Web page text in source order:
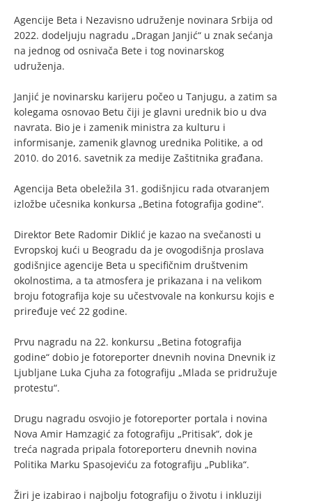
Agencije Beta i Nezavisno udruženje novinara Srbija od
2022. dodeljuju nagradu „Dragan Janjić“ u znak sećanja
na jednog od osnivača Bete i tog novinarskog
udruženja.
Janjić je novinarsku karijeru počeo u Tanjugu, a zatim sa
kolegama osnovao Betu čiji je glavni urednik bio u dva
navrata. Bio je i zamenik ministra za kulturu i
informisanje, zamenik glavnog urednika Politike, a od
2010. do 2016. savetnik za medije Zaštitnika građana.
Agencija Beta obeležila 31. godišnjicu rada otvaranjem
izložbe učesnika konkursa „Betina fotografija godine“.
Direktor Bete Radomir Diklić je kazao na svečanosti u
Evropskoj kući u Beogradu da je ovogodišnja proslava
godišnjice agencije Beta u specifičnim društvenim
okolnostima, a ta atmosfera je prikazana i na velikom
broju fotografija koje su učestvovale na konkursu kojis e
priređuje već 22 godine.
Prvu nagradu na 22. konkursu „Betina fotografija
godine“ dobio je fotoreporter dnevnih novina Dnevnik iz
Ljubljane Luka Cjuha za fotografiju „Mlada se pridružuje
protestu“.
Drugu nagradu osvojio je fotoreporter portala i novina
Nova Amir Hamzagić za fotografiju „Pritisak“, dok je
treća nagrada pripala fotoreporteru dnevnih novina
Politika Marku Spasojeviću za fotografiju „Publika“.
Žiri je izabirao i najbolju fotografiju o životu i inkluziji